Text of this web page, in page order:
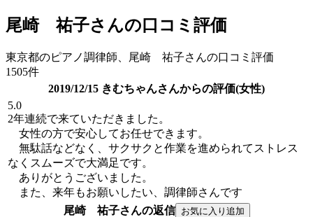
尾崎 祐子さんの口コミ評価
東京都のピアノ調律師、尾崎 祐子さんの口コミ評価
1505件
2019/12/15 きむちゃんさんからの評価(女性)
5.0
2年連続で来ていただきました。
女性の方で安心してお任せできます。
無駄話などなく、サクサクと作業を進められてストレス
なくスムーズで大満足です。
ありがとうございました。
また、来年もお願いしたい、調律師さんです
尾崎 祐子さんの返信